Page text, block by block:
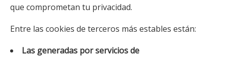
que comprometan tu privacidad.
Entre las cookies de terceros más estables están:
Las generadas por servicios de